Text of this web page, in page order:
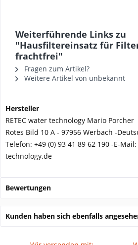
Weiterführende Links zu
"Hausfiltereinsatz für
frachtfrei"
Fragen zum Artikel?
Weitere Artikel von unbekannt
Hersteller
RETEC water technology Mario Porcher
Rotes Bild 10 A - 97956 Werbach -
Telefon: +49 (0) 93 41 89 62 190 -E-
technology.de
Bewertungen
Kunden haben sich ebenfalls